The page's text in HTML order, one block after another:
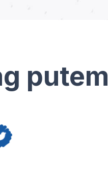
putem